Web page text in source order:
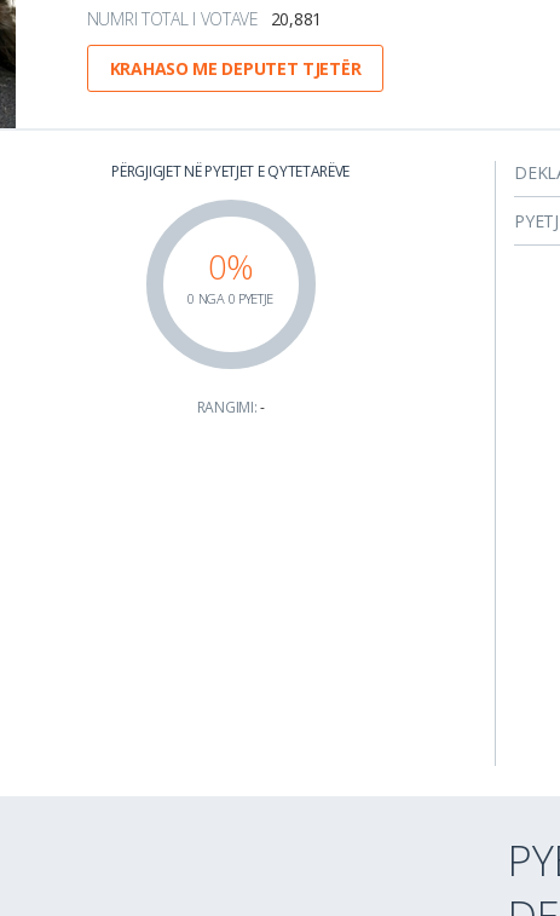
NUMRI TOTAL I VOTAVE
20,881
KRAHASO ME DEPUTET TJETËR
PËRGJIGJET NË PYETJET E QYTETARËVE
0%
0 NGA 0 PYETJE
RANGIMI:-